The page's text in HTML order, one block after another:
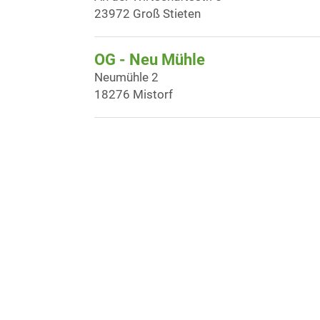
23972 Groß Stieten
OG - Neu Mühle
Neumühle 2
18276 Mistorf